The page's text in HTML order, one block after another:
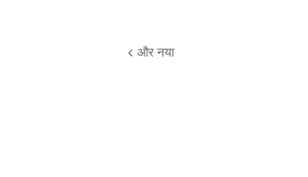
और नया